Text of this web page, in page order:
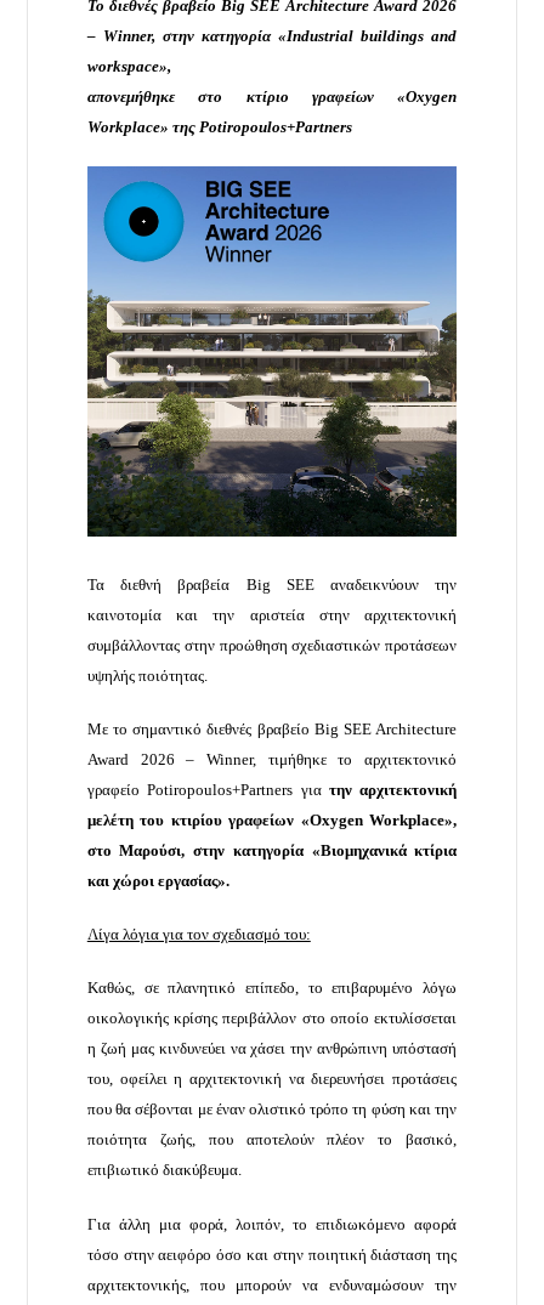
Το διεθνές βραβείο Big SEE Architecture Award 2026
– Winner, στην κατηγορία «Industrial buildings and
workspace»,
απονεμήθηκε
στο κτίριο γραφείων
«Oxygen
Workplace» της Potiropoulos+Partners
Τα διεθνή βραβεία Big SEE αναδεικνύουν την
καινοτομία και την αριστεία στην αρχιτεκτονική
συμβάλλοντας στην προώθηση σχεδιαστικών προτάσεων
υψηλής ποιότητας.
Με το σημαντικό διεθνές βραβείο Big SEE Architecture
Award 2026 – Winner, τιμήθηκε το αρχιτεκτονικό
γραφείο Potiropoulos+Partners για την αρχιτεκτονική
μελέτη του κτιρίου γραφείων «Oxygen Workplace»,
στο Μαρούσι, στην κατηγορία «Βιομηχανικά κτίρια
και χώροι εργασίας».
Λίγα λόγια για τον σχεδιασμό του:
Καθώς, σε πλανητικό επίπεδο, το επιβαρυμένο λόγω
οικολογικής κρίσης περιβάλλον στο οποίο εκτυλίσσεται
η ζωή μας κινδυνεύει να χάσει την ανθρώπινη υπόστασή
του, οφείλει η αρχιτεκτονική να διερευνήσει προτάσεις
που θα σέβονται με έναν ολιστικό τρόπο τη φύση και την
ποιότητα ζωής, που αποτελούν πλέον το βασικό,
επιβιωτικό διακύβευμα.
Για άλλη μια φορά, λοιπόν, το επιδιωκόμενο αφορά
τόσο στην αειφόρο όσο και στην ποιητική διάσταση της
αρχιτεκτονικής, που μπορούν να ενδυναμώσουν την